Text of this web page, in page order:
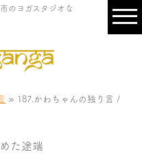
のヨガスタジオな
» 187.かわちゃんの独り言 /
た途端